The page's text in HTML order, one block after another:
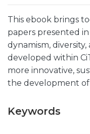
This ebook brings
papers presented
dynamism,
developed within
more innovative,
the development
Keywords